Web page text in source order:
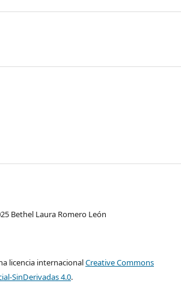
Bethel Laura Romero León
licencia internacionalCreative Commons
SinDerivadas 4.0.